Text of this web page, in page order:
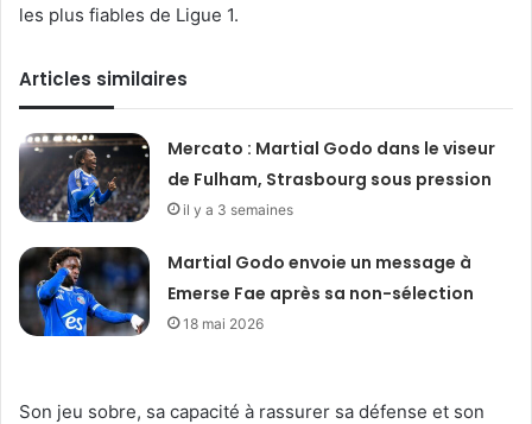
les plus fiables de Ligue 1.
Articles similaires
Mercato : Martial Godo dans le viseur
de Fulham, Strasbourg sous pression
il y a 3 semaines
Martial Godo envoie un message à
Emerse Fae après sa non-sélection
18 mai 2026
Son jeu sobre, sa capacité à rassurer sa défense et son